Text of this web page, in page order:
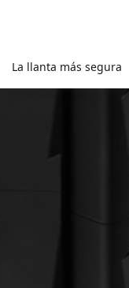
La llanta más segura